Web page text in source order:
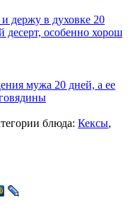
держу в духовке 20
десерт, особенно хорош
мужа 20 дней, а ее
блюда: Кексы,